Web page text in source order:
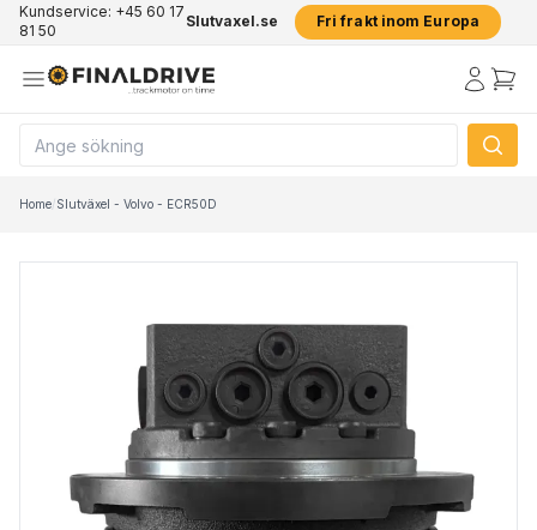
Kundservice: +45 60 17
81 50
Slutvaxel.se Fri frakt inom Europa
Home/Slutväxel - Volvo - ECR50D